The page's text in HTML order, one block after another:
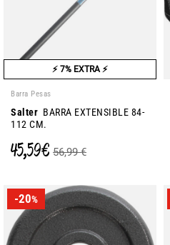
⚡ 7% EXTRA ⚡
Barra Pesas
Salter BARRA EXTENSIBLE 84-
112 CM.
45,59 € 56,99 €
-20%